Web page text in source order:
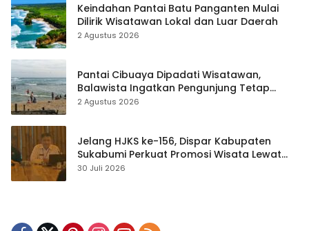
Keindahan Pantai Batu Panganten Mulai
Dilirik Wisatawan Lokal dan Luar Daerah
2 Agustus 2026
Pantai Cibuaya Dipadati Wisatawan,
Balawista Ingatkan Pengunjung Tetap
Waspada
2 Agustus 2026
Jelang HJKS ke-156, Dispar Kabupaten
Sukabumi Perkuat Promosi Wisata Lewat
Publikasi Digital
30 Juli 2026